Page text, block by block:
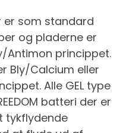
er som standard
og pladerne er
Antimon princippet.
Bly/Calcium eller
Alle GEL type
batteri der er
tykflydende